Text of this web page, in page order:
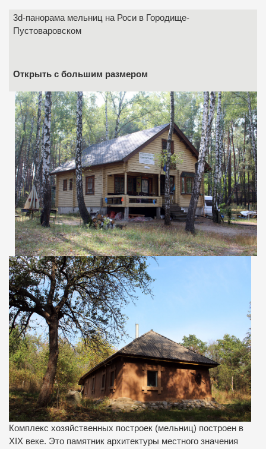
3d-панорама мельниц на Роси в Городище-
Пустоваровском
Открыть с большим размером
Комплекс хозяйственных построек (мельниц) построен в
XIX веке. Это памятник архитектуры местного значения